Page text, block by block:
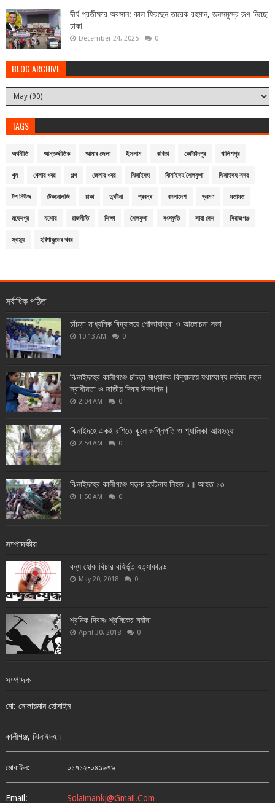
দীর্ঘ প্রতীক্ষার অবসান: কাল ফিরছেন তারেক রহমান, জনসমুদ্রে রূপ নিচ্ছে
ঢাকা
December 24, 2025 0
BLOG ARCHIVE
TAGS
অর্থনীতি আন্তর্জাতিক আমার জেলা ইসলাম কবিতা কোটচাঁদপুর খালিশপুর
খুন খেলার খবর গল্প জেলার খবর ঝিনাইদহ ঝিনাইদহ শৈলকুপা ঝিনাইদহ সদর
টপ নিউজ টেকনোলজি ঢাকা দুর্ঘটনা প্রবন্ধ বাংলাদেশ ভ্রমণ মতামত
মহেশপুর যশোর রাজনীতি শিক্ষা শৈলকুপা সংস্কৃতি সারা দেশ সিরাজগঞ্জ
স্বাস্থ্য হরিণাকুন্ডের খবর
সর্বাধিক পঠিত
চাঁচড়া মাধ্যমিক বিদ্যালয়ে শোভাযাত্রা ও আলোচনা সভা
10:13 AM 0
ঝিনাইদহের কালীগঞ্জে চাঁচড়া মাধ্যমিক বিদ্যালয়ে যথাযোগ্য মর্যদায় মহান
স্বাধীনতা ও জাতীয় দিবস উদযাপন।
2:04 AM 0
ঝিনাইদহে একই রশিতে ঝুলে ভগ্নিপতি ও শ্যালিকা আত্মহত্যা
2:54 AM 0
ঝিনাইদহের কালীগঞ্জে সড়ক দুর্ঘটনায় নিহত ১॥ আহত ১৩
1:50 AM 0
সম্পাদকীয়
বন্ধ হোক বিচার বহির্ভূত হত্যাকাণ্ড
May 20, 2018 0
শ্রমিক দিবসঃ শ্রমিকের মর্যাদা
April 30, 2018 0
সম্পাদক
মো: সোলায়মান হোসাইন
কালীগঞ্জ, ঝিনাইদহ।
মোবাইল: ০১৭১২-০৪১৬৭৯
Email: Solaimankj@gmail.com